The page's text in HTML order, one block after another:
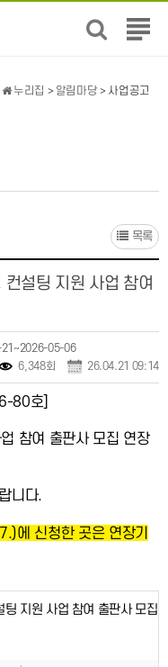
전
뉴
누리집 > 알림마당 > 사업공고
목록
설팅 지원 사업 참여
05-06
6,348회
26.04.21 09:14
80호]
참여 출판사 모집 연장
니다.
에 신청한 곳은 연장기
지원 사업 참여 출판사 모집